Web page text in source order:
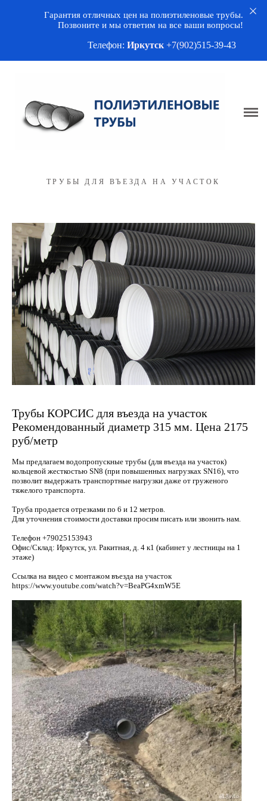
Гарантия отличных цен на полиэтиленовые трубы.
Позвоните и мы ответим на все ваши вопросы!
Телефон: Иркутск +7(902)515-39-43
Дренаж
Кабельные сети
ППУ изоляция
Портфолио
Контакты
ТРУБЫ ДЛЯ ВЪЕЗДА НА УЧАСТОК
Трубы КОРСИС для въезда на участок
Рекомендованный диаметр 315 мм. Цена 2175
руб/метр
Мы предлагаем водопропускные трубы (для въезда на участок)
кольцевой жесткостью SN8 (при повышенных нагрузках SN16), что
позволит выдержать транспортные нагрузки даже от груженого
тяжелого транспорта.
Труба продается отрезками по 6 и 12 метров.
Для уточнения стоимости доставки просим писать или звонить нам.
Телефон +79025153943
Офис/Склад: Иркутск, ул. Ракитная, д. 4 к1 (кабинет у лестницы на 1
этаже)
Ссылка на видео с монтажом въезда на участок
https://www.youtube.com/watch?v=BeaPG4xmW5E